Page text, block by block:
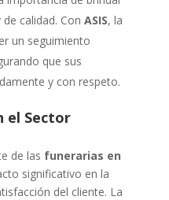
calidad. Con ASIS, la
un seguimiento
que sus
y con respeto.
el Sector
de las funerarias en
significativo en la
del cliente. La